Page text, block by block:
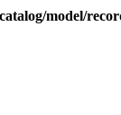
model/